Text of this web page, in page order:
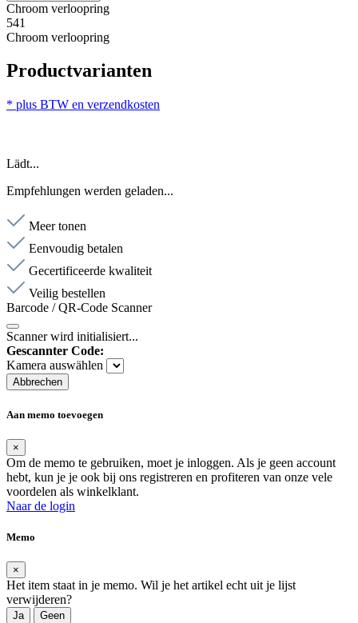
Chroom verloopring
541
Chroom verloopring
Productvarianten
* plus BTW en verzendkosten
Lädt...
Empfehlungen werden geladen...
Meer tonen
Eenvoudig betalen
Gecertificeerde kwaliteit
Veilig bestellen
Barcode / QR-Code Scanner
Scanner wird initialisiert...
Gescannter Code:
Kamera auswählen
Abbrechen
Aan memo toevoegen
×
Om de memo te gebruiken, moet je inloggen. Als je geen account
hebt, kun je je ook bij ons registreren en profiteren van onze vele
voordelen als winkelklant.
Naar de login
Memo
×
Het item staat in je memo. Wil je het artikel echt uit je lijst
verwijderen?
Ja Geen